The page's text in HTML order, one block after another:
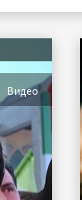
Видео